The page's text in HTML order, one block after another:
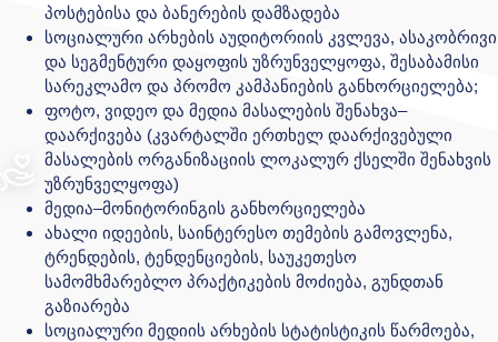
პოსტებისა და ბანერების დამზადება
სოციალური არხების აუდიტორიის კვლევა, ასაკობრივი
და სეგმენტური დაყოფის უზრუნველყოფა, შესაბამისი
სარეკლამო და პრომო კამპანიების განხორციელება;
ფოტო, ვიდეო და მედია მასალების შენახვა–
დაარქივება (კვარტალში ერთხელ დაარქივებული
მასალების ორგანიზაციის ლოკალურ ქსელში შენახვის
უზრუნველყოფა)
მედია–მონიტორინგის განხორციელება
ახალი იდეების, საინტერესო თემების გამოვლენა,
ტრენდების, ტენდენციების, საუკეთესო
სამომხმარებლო პრაქტიკების მოძიება, გუნდთან
გაზიარება
სოციალური მედიის არხების სტატისტიკის წარმოება,